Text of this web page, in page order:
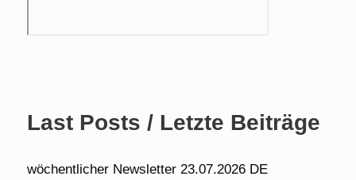
Last Posts / Letzte Beiträge
wöchentlicher Newsletter 23.07.2026 DE